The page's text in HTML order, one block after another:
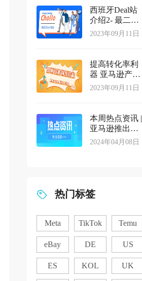
西班牙Deal站
介绍2- 最二大
社区型Deal网
2023年09月11日
提高转化率利
器 亚马逊产品
划线价(List
2023年09月11日
本周热点资讯 |
亚马逊推出全
新低价电商平
2024年04月08日
热门标签
Meta TikTok Temu
eBay DE US
ES KOL UK